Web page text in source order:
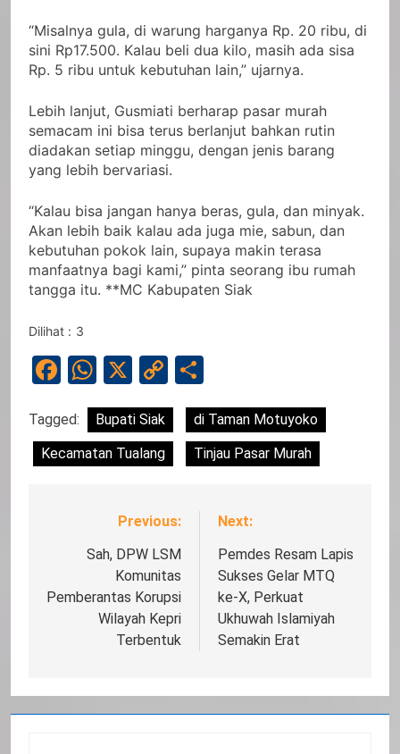
“Misalnya gula, di warung harganya Rp. 20 ribu, di
sini Rp17.500. Kalau beli dua kilo, masih ada sisa
Rp. 5 ribu untuk kebutuhan lain,” ujarnya.
Lebih lanjut, Gusmiati berharap pasar murah
semacam ini bisa terus berlanjut bahkan rutin
diadakan setiap minggu, dengan jenis barang
yang lebih bervariasi.
“Kalau bisa jangan hanya beras, gula, dan minyak.
Akan lebih baik kalau ada juga mie, sabun, dan
kebutuhan pokok lain, supaya makin terasa
manfaatnya bagi kami,” pinta seorang ibu rumah
tangga itu. **MC Kabupaten Siak
Dilihat : 3
Facebook
WhatsApp
X
Copy
Link
Tagged: Bupati Siak
di Taman Motuyoko
Kecamatan Tualang
Tinjau Pasar Murah
NavigasiPrevious:
Sah, DPW LSM
Komunitas
Pemberantas Korupsi
Wilayah Kepri
Terbentuk
Next:
Pemdes Resam Lapis
Sukses Gelar MTQ
ke-X, Perkuat
Ukhuwah Islamiyah
Semakin Erat